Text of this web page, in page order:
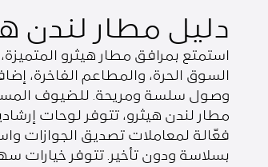
دليل مطار لندن
استمتع بمرافق مطار هيثرو
السوق الحرة، والمطاعم الفاخرة،
وصول سلسة ومريحة. للضيوف
مطار لندن هيثرو، تتوفر لوحات
فعّالة لمعاملات تصديق الجوازات
بسلاسة ودون تأخير. تتوفر خيارات